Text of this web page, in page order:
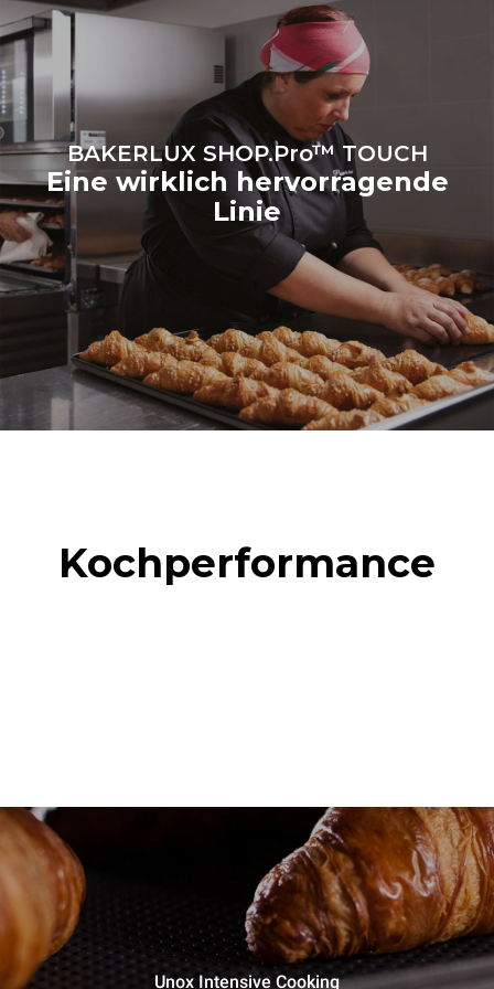
Netzes ab, an das er
angeschlossen ist. Letztere
können eliminiert werden,
indem man sich dafür
entscheidet, Energie aus
erneuerbaren Quellen zu
kaufen.
Greenhouse Gas
Protocol
BAKERLUX SHOP.Pro™ TOUCH
Eine wirklich hervorragende
Linie
Kochperformance
Unox Intensive Cooking